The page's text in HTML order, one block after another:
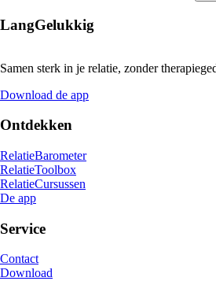
LangGelukkig
Samen sterk in je relatie, zonder
Download de app
Ontdekken
RelatieBarometer
RelatieToolbox
RelatieCursussen
De app
Service
Contact
Download